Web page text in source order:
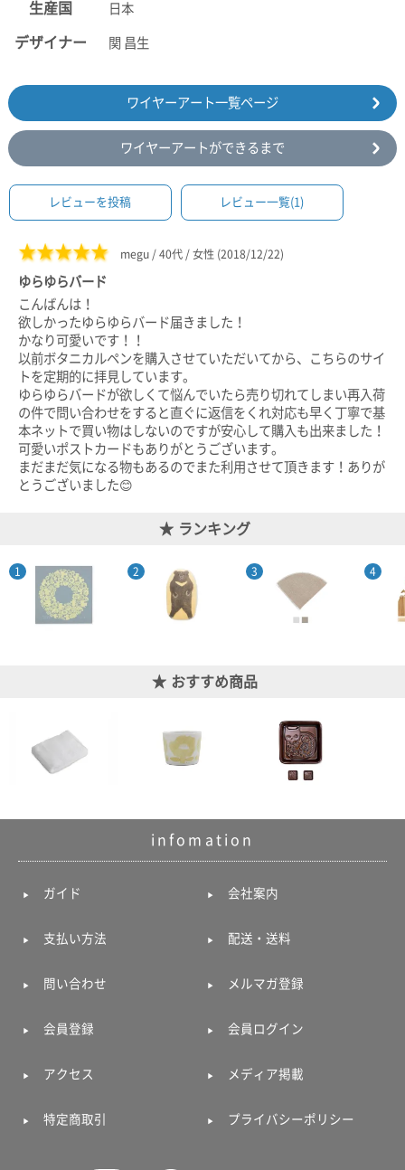
生産国 日本
デザイナー 関 昌生
ワイヤーアート一覧ページ
ワイヤーアートができるまで
レビューを投稿 レビュー一覧(1)
★★★★★ megu / 40代 / 女性 (2018/12/22)
ゆらゆらバード
こんばんは！
欲しかったゆらゆらバード届きました！
かなり可愛いです！！
以前ボタニカルペンを購入させていただいてから、こちらのサイ
トを定期的に拝見しています。
ゆらゆらバードが欲しくて悩んでいたら売り切れてしまい再入荷
の件で問い合わせをすると直ぐに返信をくれ対応も早く丁寧で基
本ネットで買い物はしないのですが安心して購入も出来ました！
可愛いポストカードもありがとうございます。
まだまだ気になる物もあるのでまた利用させて頂きます！ありが
とうございました😊
ランキング
おすすめ商品
infomation
ガイド 会社案内
支払い方法 配送・送料
問い合わせ メルマガ登録
会員登録 会員ログイン
アクセス メディア掲載
特定商取引 プライバシーポリシー